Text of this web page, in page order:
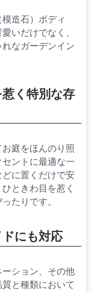
造石）ボディ
いだけでなく、
れなガーデンイン
く特別な存
庭をほんのり照
ントに最適な一
に置くだけで安
ときわ目を惹く
たりです。
にも対応
ション、その他
と種類において